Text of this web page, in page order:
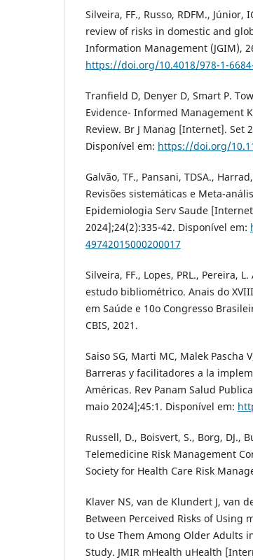
Silveira, FF., Russo, RDFM., Júnior,
review of risks in domestic and
Information Management (JGIM),
https://doi.org/10.4018/978-1-
Tranfield D, Denyer D, Smart P.
Evidence- Informed Management
Review. Br J Manag [Internet]. Set
Disponível em: https://doi.org/
Galvão, TF., Pansani, TDSA.,
Revisões sistemáticas e Meta-
Epidemiologia Serv Saude
2024];24(2):335-42. Disponível em:
49742015000200017
Silveira, FF., Lopes, PRL., Pereira,
estudo bibliométrico. Anais do
em Saúde e 10o Congresso
CBIS, 2021.
Saiso SG, Marti MC, Malek Pascha
Barreras y facilitadores a la
Américas. Rev Panam Salud
maio 2024];45:1. Disponível em:
Russell, D., Boisvert, S., Borg, DJ.,
Telemedicine Risk Management
Society for Health Care Risk
Klaver NS, van de Klundert J, van
Between Perceived Risks of
to Use Them Among Older Adults
Study. JMIR mHealth uHealth